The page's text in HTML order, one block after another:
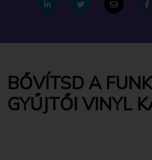
BŐVÍTSD A
GYŰJTŐI VINYL